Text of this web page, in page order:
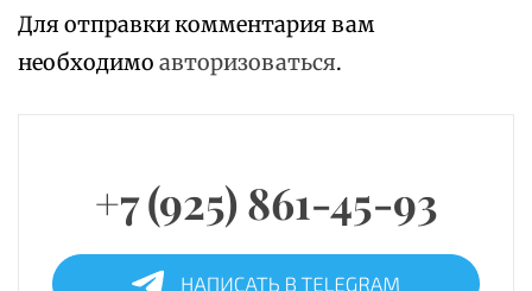
Для отправки комментария вам
необходимо авторизоваться.
+7 (925) 861-45-93